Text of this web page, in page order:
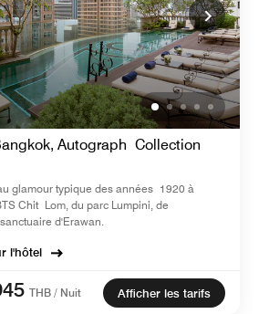
Autograph Collection
glamour typique des années 1920 à
Chit Lom, du parc Lumpini, de
d'Erawan.
l'hôtel
THB / Nuit Afficher les tarifs